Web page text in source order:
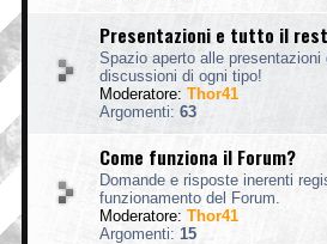
Presentazioni e tutto il
Spazio aperto alle
discussioni di ogni tipo!
Moderatore: Thor41
Argomenti: 63
Come funziona il Forum?
Domande e risposte inerenti
funzionamento del Forum.
Moderatore: Thor41
Argomenti: 15